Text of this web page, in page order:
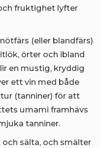
fruktighet lyfter
(eller blandfärs)
örter och ibland
en mustig, kryddig
ett vin med både
(tanniner) för att
umami framhävs
tanniner.
sälta, och smälter